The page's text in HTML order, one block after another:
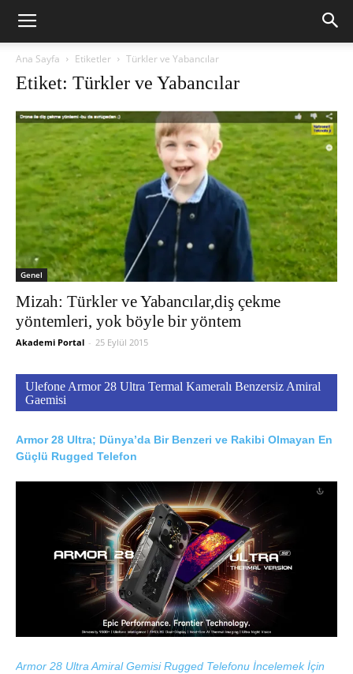
Ana Sayfa Etiketler Türkler ve Yabancılar
Etiket: Türkler ve Yabancılar
Genel
Mizah: Türkler ve Yabancılar,diş çekme
yöntemleri, yok böyle bir yöntem
Akademi Portal - 25 Eylül 2015
Ulefone Armor 28 Ultra Termal Kameralı Benzersiz Amiral
Gaemisi
Armor 28 Ultra; Dünya’da Bir Benzeri ve Rakibi Olmayan En
Güçlü Rugged Telefon
Armor 28 Ultra Amiral Gemisi Rugged Telefonu İncelemek İçin